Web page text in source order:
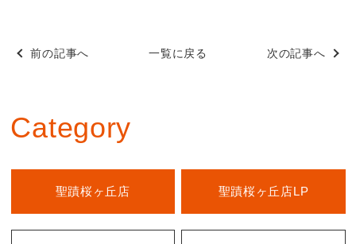
前の記事へ 次の記事へ
一覧に戻る
Category
聖蹟桜ヶ丘店 聖蹟桜ヶ丘店LP